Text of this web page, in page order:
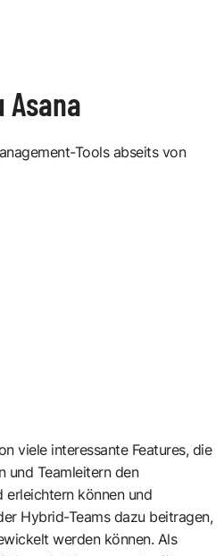
Asana
Tools abseits von
viele interessante Features, die
und Teamleitern den
erleichtern können und
Hybrid-Teams dazu beitragen,
werden können. Als